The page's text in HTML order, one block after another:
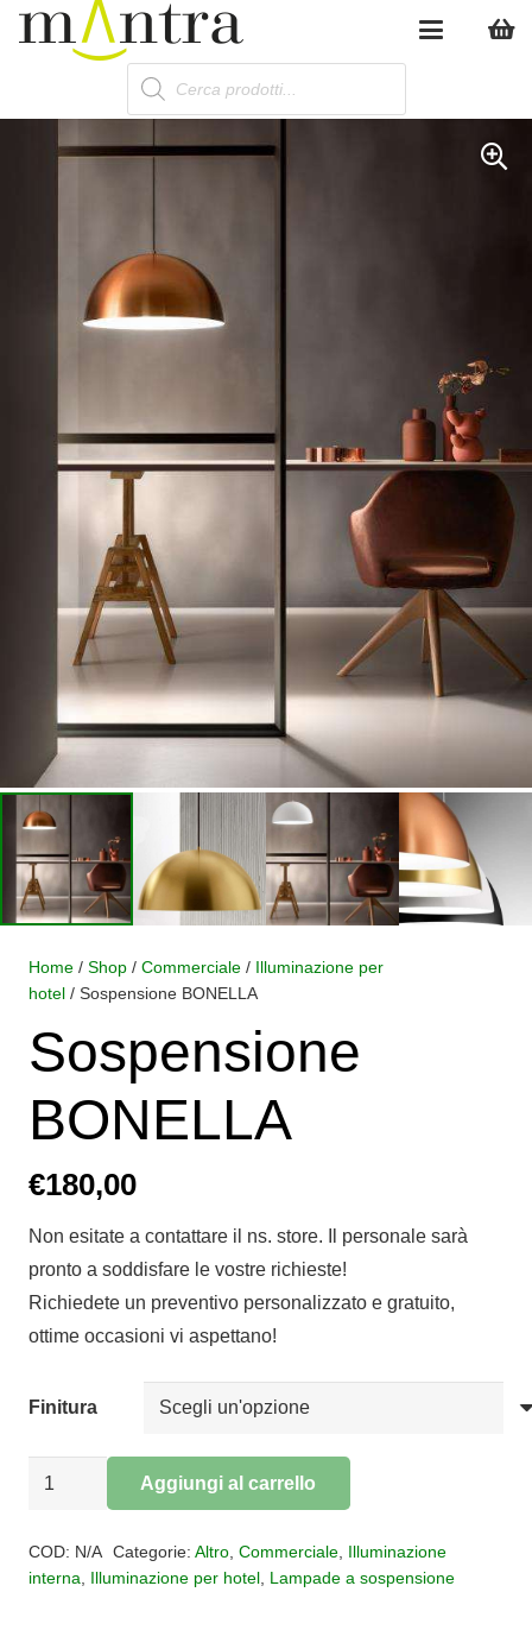
Products
search
Home / Shop / Commerciale / Illuminazione per
hotel / Sospensione BONELLA
Sospensione
BONELLA
€180,00
Non esitate a contattare il ns. store. Il personale sarà
pronto a soddisfare le vostre richieste!
Richiedete un preventivo personalizzato e gratuito,
ottime occasioni vi aspettano!
Finitura
Sospensione
BONELLA
Aggiungi al carrello
COD: N/A Categorie: Altro, Commerciale, Illuminazione
interna
Illuminazione per hotel Lampade a sospensione